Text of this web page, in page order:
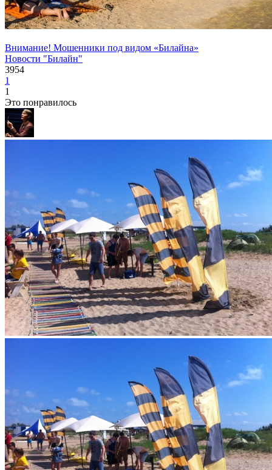
Внимание! Мошенники под видом «Билайна»
Новости "Билайн"
3954
1
1
Это понравилось